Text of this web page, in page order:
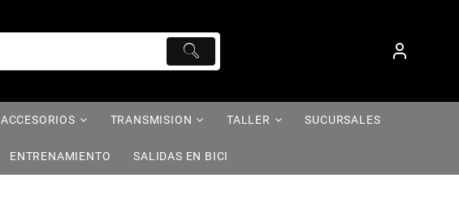
ACCESORIOS TRANSMISION TALLER SUCURSALES
ENTRENAMIENTO SALIDAS EN BICI